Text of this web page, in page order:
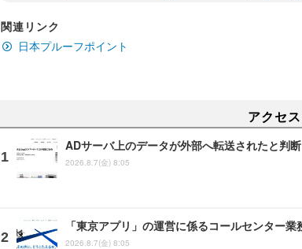
関連リンク
日本プルーフポイント
アクセ
ADサーバ上のデータが外部へ転送されたと判
2026.8.7(金) 8:05
「東京アプリ」の運営に係るコールセンター
2026.8.7(金) 8:05